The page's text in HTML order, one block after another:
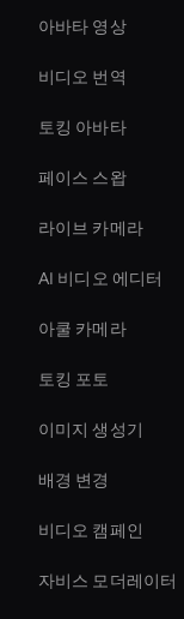
아바타 영상
비디오 번역
토킹 아바타
페이스 스왑
라이브 카메라
AI 비디오 에디터
아쿨 카메라
토킹 포토
이미지 생성기
배경 변경
비디오 캠페인
자비스 모더레이터